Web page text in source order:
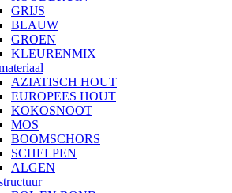
GRIJS
BLAUW
GROEN
KLEURENMIX
AZIATISCH HOUT
EUROPEES HOUT
KOKOSNOOT
MOS
BOOMSCHORS
SCHELPEN
ALGEN